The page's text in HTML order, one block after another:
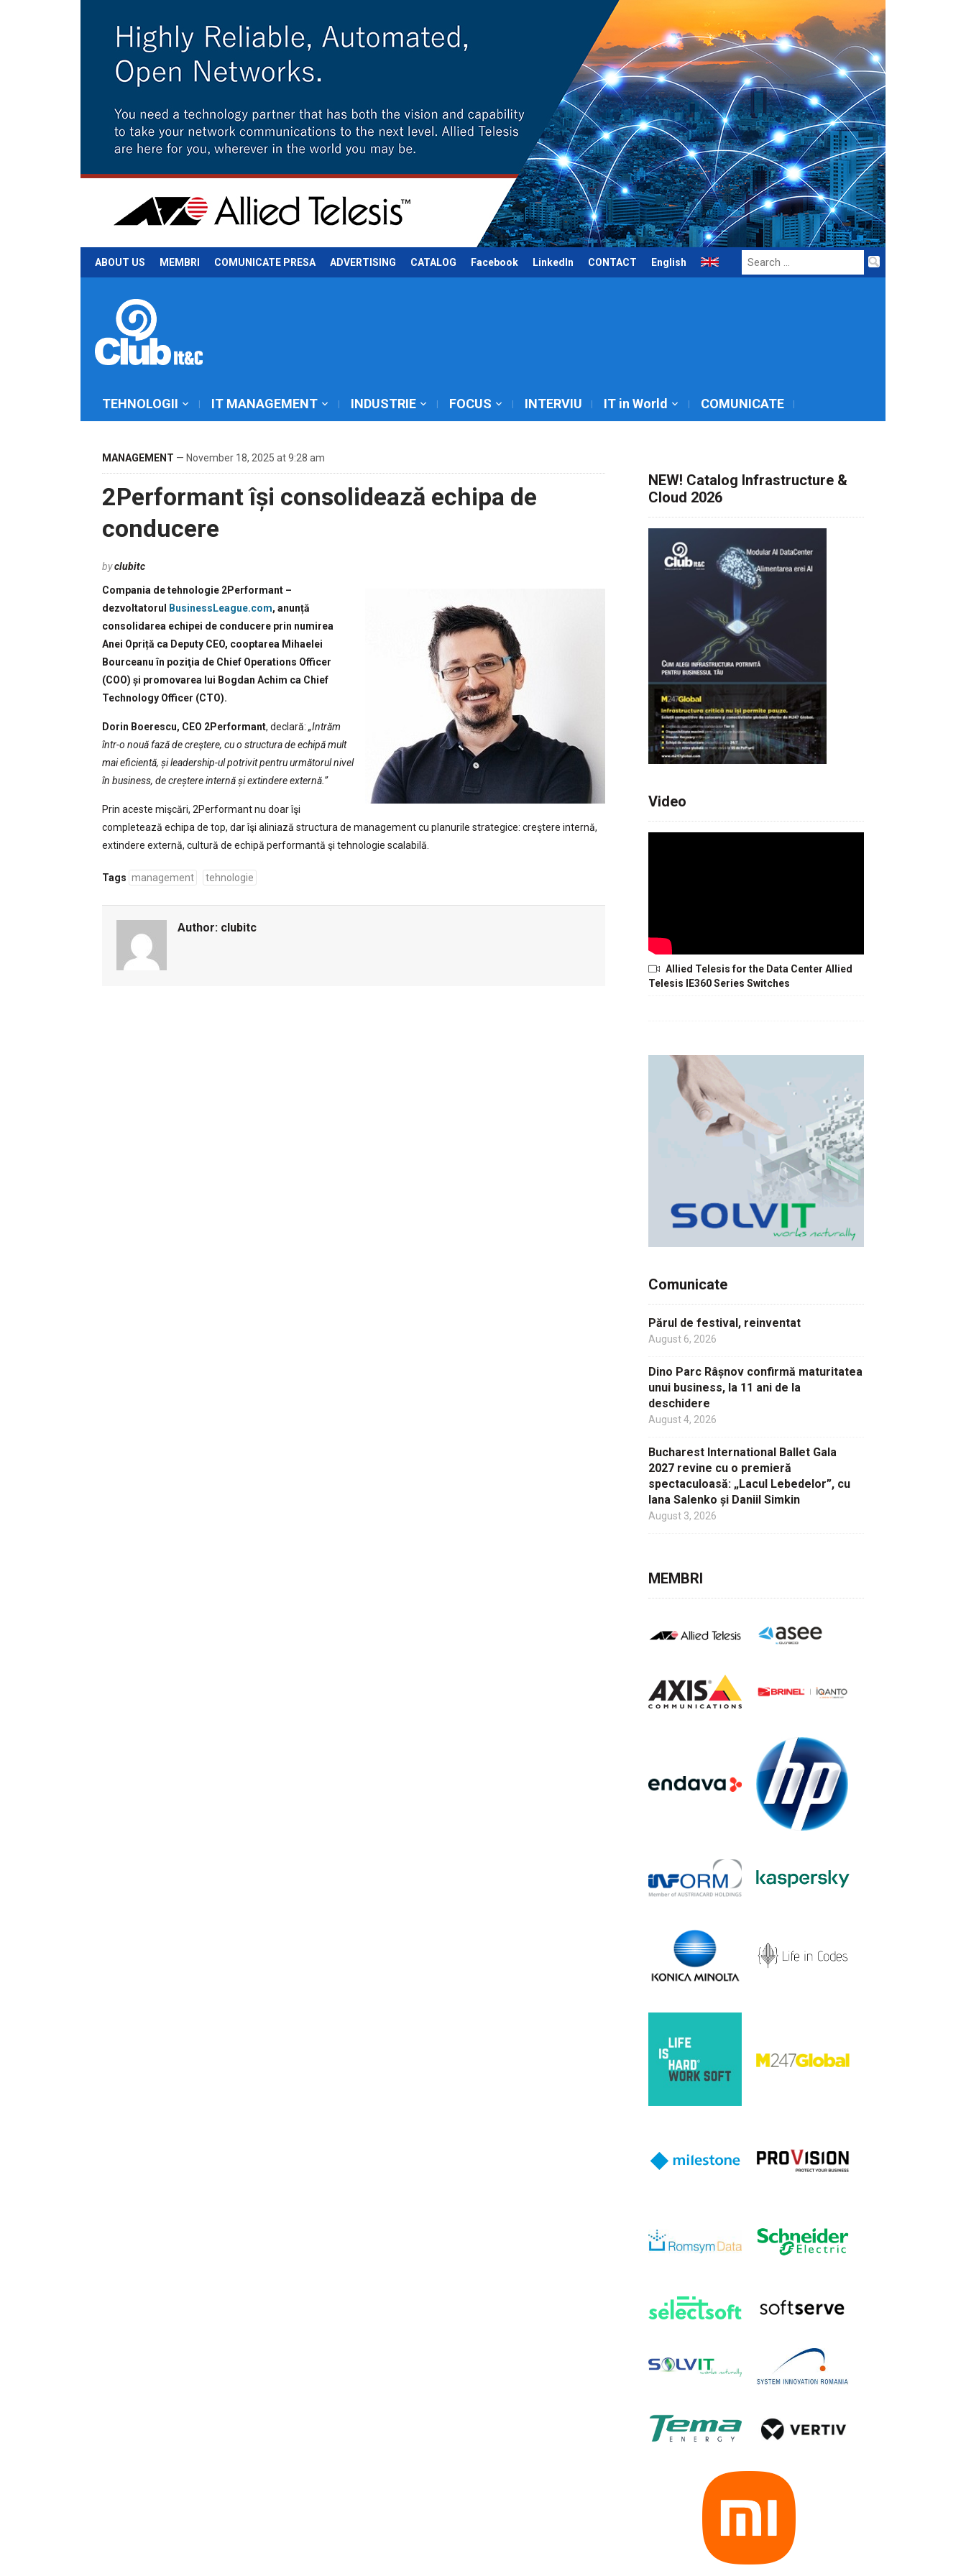
ABOUT US MEMBRI COMUNICATE PRESA ADVERTISING CATALOG Facebook LinkedIn CONTACT English
Search
for:
TEHNOLOGII IT MANAGEMENT INDUSTRIE FOCUS INTERVIU IT in World COMUNICATE
MANAGEMENT — November 18, 2025 at 9:28 am
2Performant își consolidează echipa de
conducere
byclubitc
Compania de tehnologie 2Performant –
dezvoltatorul
BusinessLeague.com, anunță
consolidarea echipei de conducere prin numirea
Anei Opriță ca Deputy CEO, cooptarea Mihaelei
Bourceanu în poziţia de Chief Operations Officer
(COO) și promovarea lui Bogdan Achim ca Chief
Technology Officer (CTO).
Dorin Boerescu, CEO 2Performant, declară: „Intrăm
într-o nouă fază de creştere, cu o structura de echipă mult
mai eficientă, și leadership-ul potrivit pentru următorul nivel
în business, de creștere internă și extindere externă.”
Prin aceste mişcări, 2Performant nu doar îşi
completează echipa de top, dar îşi aliniază structura de management cu planurile strategice: creştere internă,
extindere externă, cultură de echipă performantă şi tehnologie scalabilă.
Tags management tehnologie
Author: clubitc
NEW! Catalog Infrastructure &
Cloud 2026
Video
Allied Telesis for the Data Center Allied
Telesis IE360 Series Switches
Comunicate
Părul de festival, reinventat
August 6, 2026
Dino Parc Râșnov confirmă maturitatea
unui business, la 11 ani de la
deschidere
August 4, 2026
Bucharest International Ballet Gala
2027 revine cu o premieră
spectaculoasă: „Lacul Lebedelor”, cu
Iana Salenko și Daniil Simkin
August 3, 2026
MEMBRI